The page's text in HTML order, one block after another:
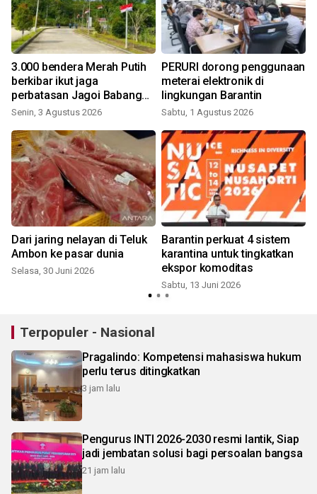
3.000 bendera Merah Putih
berkibar ikut jaga
perbatasan Jagoi Babang
Kalbar
Senin, 3 Agustus 2026
PERURI dorong penggunaan
meterai elektronik di
lingkungan Barantin
Sabtu, 1 Agustus 2026
Dari jaring nelayan di Teluk
Ambon ke pasar dunia
Selasa, 30 Juni 2026
Barantin perkuat 4 sistem
karantina untuk tingkatkan
ekspor komoditas
Sabtu, 13 Juni 2026
Terpopuler - Nasional
Pragalindo: Kompetensi mahasiswa hukum
perlu terus ditingkatkan
3 jam lalu
Pengurus INTI 2026-2030 resmi lantik, Siap
jadi jembatan solusi bagi persoalan bangsa
21 jam lalu